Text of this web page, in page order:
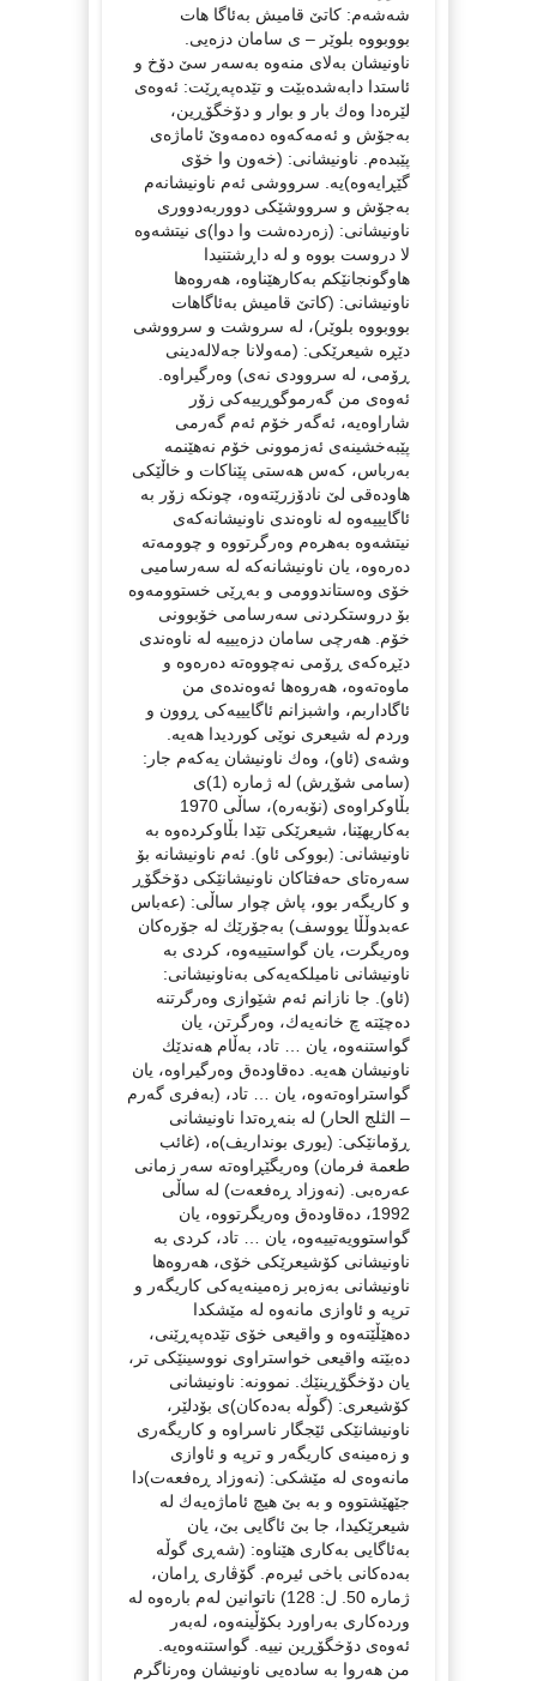
شەشەم: كاتێ قامیش بەئاگا هات
بووبووە بلوێر – ی سامان دزەیی.
ناونیشان بەلای منەوە بەسەر سێ دۆخ و
ئاستدا دابەشدەبێت و تێدەپەڕێت: ئەوەی
لێرەدا وەك بار و بوار و دۆخگۆڕین،
بەجۆش و ئەمەكەوە دەمەوێ ئاماژەی
پێبدەم. ناونیشانی: (خەون وا خۆی
گێڕایەوە)یە. سرووشی ئەم ناونیشانەم
بەجۆش و سرووشێكی دووربەدووری
ناونیشانی: (زەردەشت وا دوا)ی نیتشەوە
لا دروست بووە و لە داڕشتنیدا
هاوگونجانێكم بەكارهێناوە، هەروەها
ناونیشانی: (كاتێ قامیش بەئاگاهات
بووبووە بلوێر)، لە سروشت و سرووشی
دێڕە شیعرێكی: (مەولانا جەلالەدینی
ڕۆمی، لە سروودی نەی) وەرگیراوە.
ئەوەی من گەرموگوڕییەكی زۆر
شاراوەیە، ئەگەر خۆم ئەم گەرمی
پێبەخشینەی ئەزموونی خۆم نەهێنمە
بەرباس، كەس هەستی پێناكات و خاڵێكی
هاودەقی لێ نادۆزرێتەوە، چونكە زۆر بە
ئاگایییەوە لە ناوەندی ناونیشانەكەی
نیتشەوە بەهرەم وەرگرتووە و چوومەتە
دەرەوە، یان ناونیشانەكە لە سەرسامیی
خۆی وەستاندوومی و بەڕێی خستوومەوە
بۆ دروستكردنی سەرسامی خۆبوونی
خۆم. هەرچی سامان دزەیییە لە ناوەندی
دێڕەكەی ڕۆمی نەچووەتە دەرەوە و
ماوەتەوە، هەروەها ئەوەندەی من
ئاگاداربم، واشبزانم ئاگایییەكی ڕوون و
وردم لە شیعری نوێی كوردیدا هەیە.
وشەی (ئاو)، وەك ناونیشان یەكەم جار:
(سامی شۆڕش) لە ژمارە (1)ی
بڵاوكراوەی (نۆبەرە)، ساڵی 1970
بەكاریهێنا، شیعرێكی تێدا بڵاوكردەوە بە
ناونیشانی: (بووكی ئاو). ئەم ناونیشانە بۆ
سەرەتای حەفتاكان ناونیشانێكی دۆخگۆڕ
و كاریگەر بوو، پاش چوار ساڵی: (عەباس
عەبدوڵڵا یووسف) بەجۆرێك لە جۆرەكان
وەریگرت، یان گواستییەوە، كردی بە
ناونیشانی نامیلكەیەكی بەناونیشانی:
(ئاو). جا نازانم ئەم شێوازی وەرگرتنە
دەچێتە چ خانەیەك، وەرگرتن، یان
گواستنەوە، یان … تاد، بەڵام هەندێك
ناونیشان هەیە. دەقاودەق وەرگیراوە، یان
گواستراوەتەوە، یان … تاد، (بەفری گەرم
– الثلج الحار) لە بنەڕەتدا ناونیشانی
ڕۆمانێكی: (یوری بونداریف)ە، (غائب
طعمة فرمان) وەریگێڕاوەتە سەر زمانی
عەرەبی. (نەوزاد ڕەفعەت) لە ساڵی
1992، دەقاودەق وەریگرتووە، یان
گواستوویەتییەوە، یان … تاد، كردی بە
ناونیشانی كۆشیعرێكی خۆی، هەروەها
ناونیشانی بەزەبر زەمینەیەكی كاریگەر و
ترپە و ئاوازی مانەوە لە مێشكدا
دەهێڵێتەوە و واقیعی خۆی تێدەپەڕێنی،
دەبێتە واقیعی خواستراوی نووسینێكی تر،
یان دۆخگۆڕینێك. نموونە: ناونیشانی
كۆشیعری: (گوڵە بەدەكان)ی بۆدلێر،
ناونیشانێكی ئێجگار ناسراوە و كاریگەری
و زەمینەی كاریگەر و ترپە و ئاوازی
مانەوەی لە مێشكی: (نەوزاد ڕەفعەت)دا
جێهێشتووە و بە بێ هیچ ئاماژەیەك لە
شیعرێكیدا، جا بێ ئاگایی بێ، یان
بەئاگایی بەكاری هێناوە: (شەڕی گوڵە
بەدەكانی باخی ئیرەم. گۆڤاری ڕامان،
ژمارە 50. ل: 128) ناتوانین لەم بارەوە لە
وردەكاری بەراورد بكۆڵینەوە، لەبەر
ئەوەی دۆخگۆڕین نییە. گواستنەوەیە.
من هەروا بە سادەیی ناونیشان وەرناگرم